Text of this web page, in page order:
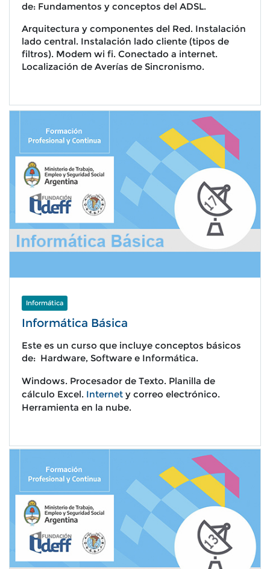
de: Fundamentos y conceptos del ADSL.
Arquitectura y componentes del Red. Instalación
lado central. Instalación lado cliente (tipos de
filtros). Modem wi fi. Conectado a internet.
Localización de Averías de Sincronismo.
Informática
Informática Básica
Este es un curso que incluye conceptos básicos
de: Hardware, Software e Informática.
Windows. Procesador de Texto. Planilla de
cálculo Excel. Internet y correo electrónico.
Herramienta en la nube.